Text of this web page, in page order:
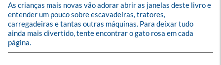
As crianças mais novas vão adorar abrir as janelas deste livro e
entender um pouco sobre escavadeiras, tratores,
carregadeiras e tantas outras máquinas. Para deixar tudo
ainda mais divertido, tente encontrar o gato rosa em cada
página.